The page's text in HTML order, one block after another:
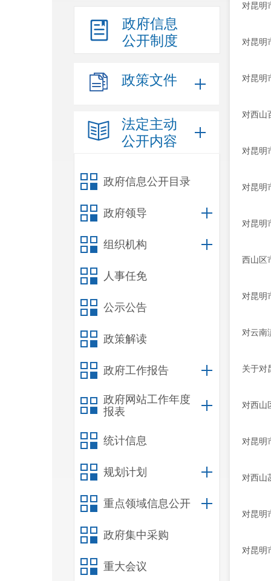
政府信息
公开制度
政策文件
法定主动
公开内容
政府信息公开目录
政府领导
组织机构
人事任免
公示公告
政策解读
政府工作报告
政府网站工作年度
报表
统计信息
规划计划
重点领域信息公开
政府集中采购
重大会议
对昆明
对昆明
对昆明
对西山
对昆明
对昆明
对昆明
西山区
对昆明
对云南
关于对
对西山
对昆明
对西山
对昆明
对昆明